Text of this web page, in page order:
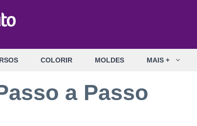
COLORIR MOLDES MAIS +
a Passo